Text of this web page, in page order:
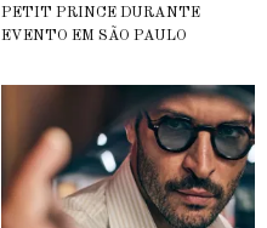
PETIT PRINCE DURANTE
EVENTO EM SÃO PAULO